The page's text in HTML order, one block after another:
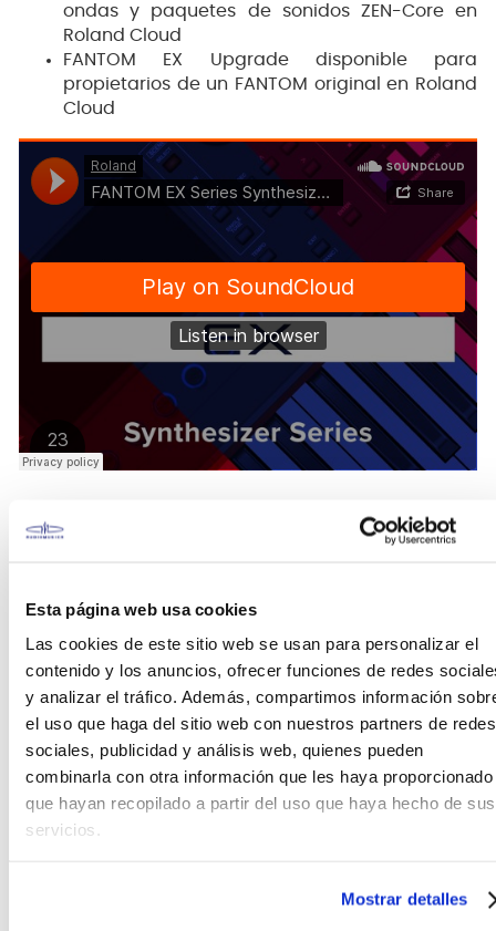
Esta página web usa cookies
Las cookies de este sitio web se usan para personalizar el
contenido y los anuncios, ofrecer funciones de redes
y analizar el tráfico. Además, compartimos información
el uso que haga del sitio web con nuestros partners de redes
sociales, publicidad y análisis web, quienes pueden
combinarla con otra información que les haya proporcionado
que hayan recopilado a partir del uso que haya hecho de sus
servicios.
Mostrar detalles
ondas y paquetes de sonidos ZEN-Core en
Roland Cloud
FANTOM EX Upgrade disponible para
propietarios de un FANTOM original en Roland
Cloud
palanca para proporcionar un fácil armado y
desarmado del atril. Sus almohadillas de goma
antideslizantes en todos loa puntos de contacto
evitan que el teclado y el soporte se deslicen.
Pedal switch Roland DP2
Pedal SwitchDP2deRolandde tipo Momentary
ideal para su uso como tap para efectos como
Así mismo puede utilizarse como control externo en